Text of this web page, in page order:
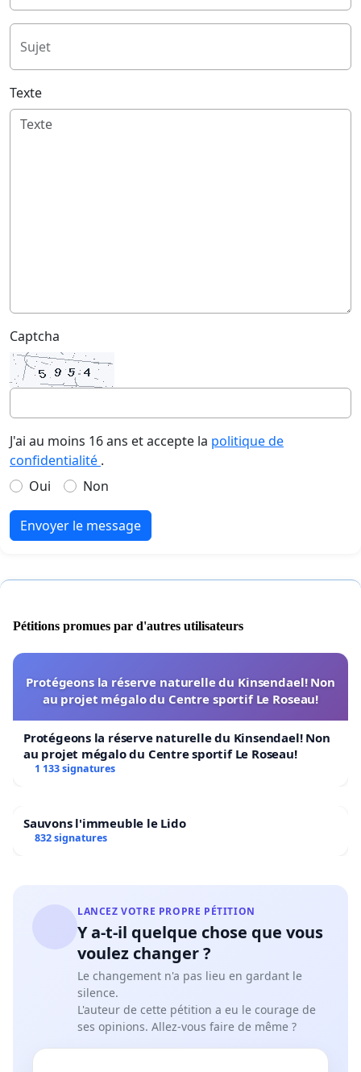
Sujet
Texte
Captcha
J'ai au moins 16 ans et accepte la politique de
confidentialité .
Oui
Non
Envoyer le message
Pétitions promues par d'autres utilisateurs
Protégeons la réserve naturelle du Kinsendael! Non
au projet mégalo du Centre sportif Le Roseau!
Protégeons la réserve naturelle du Kinsendael! Non
au projet mégalo du Centre sportif Le Roseau!
1 133 signatures
Sauvons l'immeuble le Lido
832 signatures
LANCEZ VOTRE PROPRE PÉTITION
Y a-t-il quelque chose que vous
voulez changer ?
Le changement n'a pas lieu en gardant le
silence.
L'auteur de cette pétition a eu le courage de
ses opinions. Allez-vous faire de même ?